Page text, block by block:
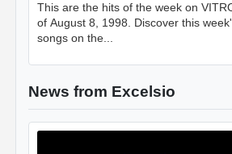
This are the hits of the week on
of August 8, 1998. Discover this
songs on the...
News from Excelsio